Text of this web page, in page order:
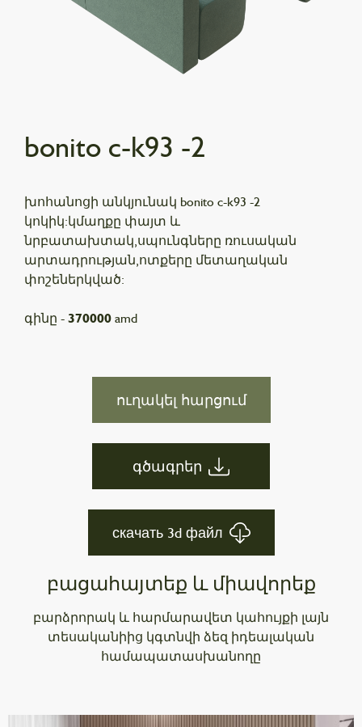
bonito c-k93 -2
խոհանոցի անկյունակ bonito c-k93 -2
կոկիկ:կմաղքը փայտ և
նրբատախտակ,սպունգները ռուսական
արտադրության,ոտքերը մետաղական
փոշեներկված:
գինը - 370000 amd
ուղակել հարցում
գծագրեր
скачать 3d файл
բացահայտեք և միավորեք
բարձրորակ և հարմարավետ կահույքի լայն
տեսականիից կգտնվի ձեզ իդեալական
համապատասխանողը